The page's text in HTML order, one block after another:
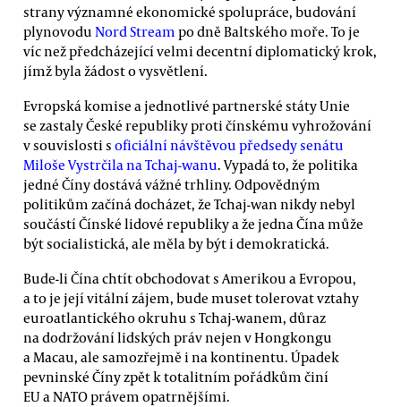
strany významné ekonomické spolupráce, budování
plynovodu Nord Stream po dně Baltského moře. To je
víc než předcházející velmi decentní diplomatický krok,
jímž byla žádost o vysvětlení.
Evropská komise a jednotlivé partnerské státy Unie
se zastaly České republiky proti čínskému vyhrožování
v souvislosti s oficiální návštěvou předsedy senátu
Miloše Vystrčila na Tchaj-wanu. Vypadá to, že politika
jedné Číny dostává vážné trhliny. Odpovědným
politikům začíná docházet, že Tchaj-wan nikdy nebyl
součástí Čínské lidové republiky a že jedna Čína může
být socialistická, ale měla by být i demokratická.
Bude-li Čína chtít obchodovat s Amerikou a Evropou,
a to je její vitální zájem, bude muset tolerovat vztahy
euroatlantického okruhu s Tchaj-wanem, důraz
na dodržování lidských práv nejen v Hongkongu
a Macau, ale samozřejmě i na kontinentu. Úpadek
pevninské Číny zpět k totalitním pořádkům činí
EU a NATO právem opatrnějšími.